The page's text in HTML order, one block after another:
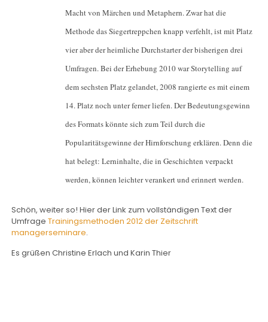
Macht von Märchen und Metaphern. Zwar hat die
Methode das Siegertreppchen knapp verfehlt, ist mit Platz
vier aber der heimliche Durchstarter der bisherigen drei
Umfragen. Bei der Erhebung 2010 war Storytelling auf
dem sechsten Platz gelandet, 2008 rangierte es mit einem
14. Platz noch unter ferner liefen. Der Bedeutungsgewinn
des Formats könnte sich zum Teil durch die
Popularitätsgewinne der Hirnforschung erklären. Denn die
hat belegt: Lerninhalte, die in Geschichten verpackt
werden, können leichter verankert und erinnert werden.
Schön, weiter so! Hier der Link zum vollständigen Text der
UmfrageTrainingsmethoden 2012 der Zeitschrift
managerseminare.
Es grüßen Christine Erlach und Karin Thier